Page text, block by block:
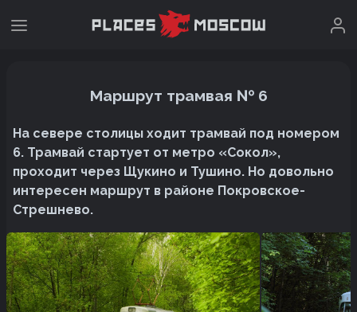
Маршрут трамвая № 6
На севере столицы ходит трамвай под номером
6. Трамвай стартует от метро «Сокол»,
проходит через Щукино и Тушино. Но довольно
интересен маршрут в районе Покровское-
Стрешнево.